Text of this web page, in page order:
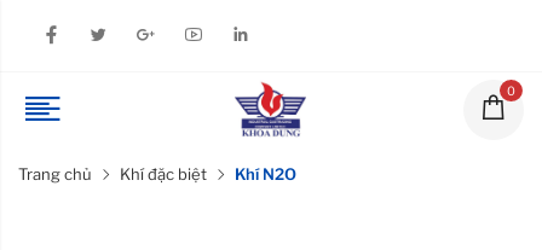
0
Trang chủ Khí đặc biệt Khí N2O